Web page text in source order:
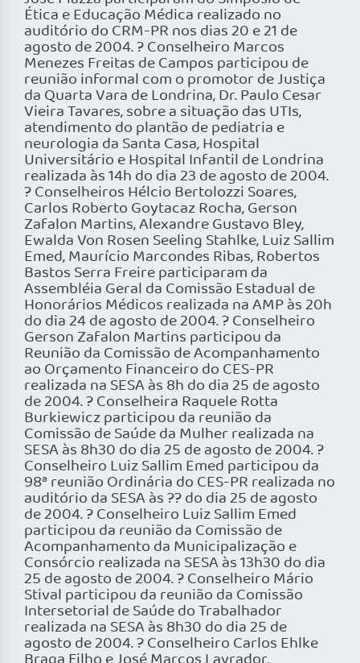
Ética e Educação Médica realizado no
auditório do CRM-PR nos dias 20 e 21 de
agosto de 2004. ? Conselheiro Marcos
Menezes Freitas de Campos participou de
reunião informal com o promotor de Justiça
da Quarta Vara de Londrina, Dr. Paulo Cesar
Vieira Tavares, sobre a situação das UTIs,
atendimento do plantão de pediatria e
neurologia da Santa Casa, Hospital
Universitário e Hospital Infantil de Londrina
realizada às 14h do dia 23 de agosto de 2004.
? Conselheiros Hélcio Bertolozzi Soares,
Carlos Roberto Goytacaz Rocha, Gerson
Zafalon Martins, Alexandre Gustavo Bley,
Ewalda Von Rosen Seeling Stahlke, Luiz Sallim
Emed, Maurício Marcondes Ribas, Robertos
Bastos Serra Freire participaram da
Assembléia Geral da Comissão Estadual de
Honorários Médicos realizada na AMP às 20h
do dia 24 de agosto de 2004. ? Conselheiro
Gerson Zafalon Martins participou da
Reunião da Comissão de Acompanhamento
ao Orçamento Financeiro do CES-PR
realizada na SESA às 8h do dia 25 de agosto
de 2004. ? Conselheira Raquele Rotta
Burkiewicz participou da reunião da
Comissão de Saúde da Mulher realizada na
SESA às 8h30 do dia 25 de agosto de 2004. ?
Conselheiro Luiz Sallim Emed participou da
98ª reunião Ordinária do CES-PR realizada no
auditório da SESA às ?? do dia 25 de agosto
de 2004. ? Conselheiro Luiz Sallim Emed
participou da reunião da Comissão de
Acompanhamento da Municipalização e
Consórcio realizada na SESA às 13h30 do dia
25 de agosto de 2004. ? Conselheiro Mário
Stival participou da reunião da Comissão
Intersetorial de Saúde do Trabalhador
realizada na SESA às 8h30 do dia 25 de
agosto de 2004. ? Conselheiro Carlos Ehlke